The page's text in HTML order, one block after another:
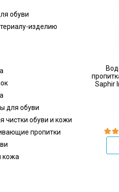
виды кож
обуви
изделию
для обуви
чистки обуви и кожи
пропитки
кожа
Saphir